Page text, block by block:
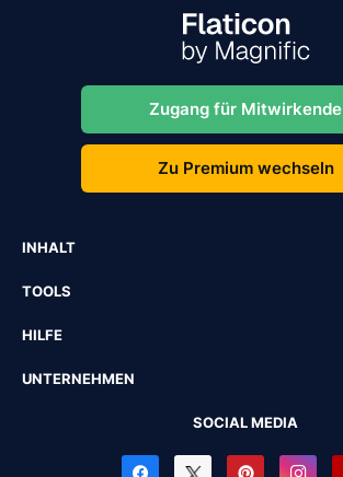
Zugang für Mitwirkende
Zu Premium wechseln
INHALT
TOOLS
HILFE
UNTERNEHMEN
SOCIAL MEDIA